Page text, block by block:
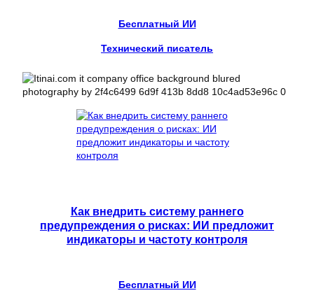
Бесплатный ИИ
Технический писатель
Как внедрить систему раннего
предупреждения о рисках: ИИ предложит
индикаторы и частоту контроля
Бесплатный ИИ